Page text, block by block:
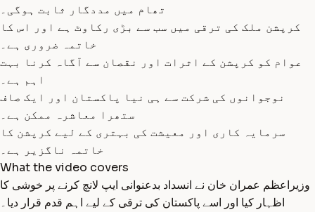
تھام میں مددگار ثابت ہوگی۔
کرپشن ملک کی ترقی میں سب سے بڑی رکاوٹ ہے اور اس کا
خاتمہ ضروری ہے۔
عوام کو کرپشن کے اثرات اور نقصان سے آگاہ کرنا بہت
اہم ہے۔
نوجوانوں کی شرکت سے ہی نیا پاکستان اور ایک صاف
ستھرا معاشرہ ممکن ہے۔
سرمایہ کاری اور معیشت کی بہتری کے لیے کرپشن کا
خاتمہ ناگزیر ہے۔
What the video covers
وزیراعظم عمران خان نے انسداد بدعنوانی ایپ لانچ کرنے پر خوشی کا
اظہار کیا اور اسے پاکستان کی ترقی کے لیے اہم قدم قرار دیا۔